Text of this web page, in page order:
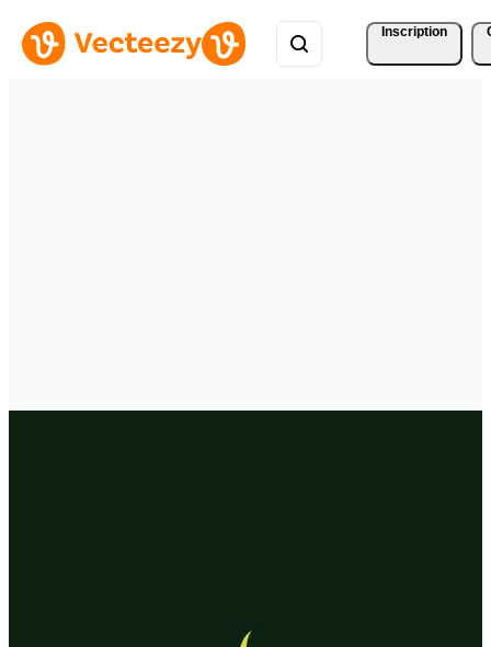
Inscription